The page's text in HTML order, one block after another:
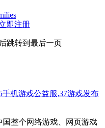
即注册
跳转到最后一页
国整个网络游戏、网页游戏